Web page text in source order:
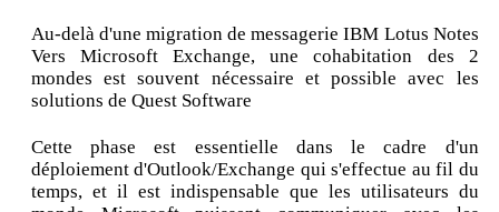
Au-delà d'une migration de messagerie IBM Lotus Notes
Vers Microsoft Exchange, une cohabitation des 2
mondes est souvent nécessaire et possible avec les
solutions de Quest Software
Cette phase est essentielle dans le cadre d'un
déploiement d'Outlook/Exchange qui s'effectue au fil du
temps, et il est indispensable que les utilisateurs du